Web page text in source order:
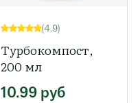
(4.9)
Турбокомпост,
200 мл
10.99 руб